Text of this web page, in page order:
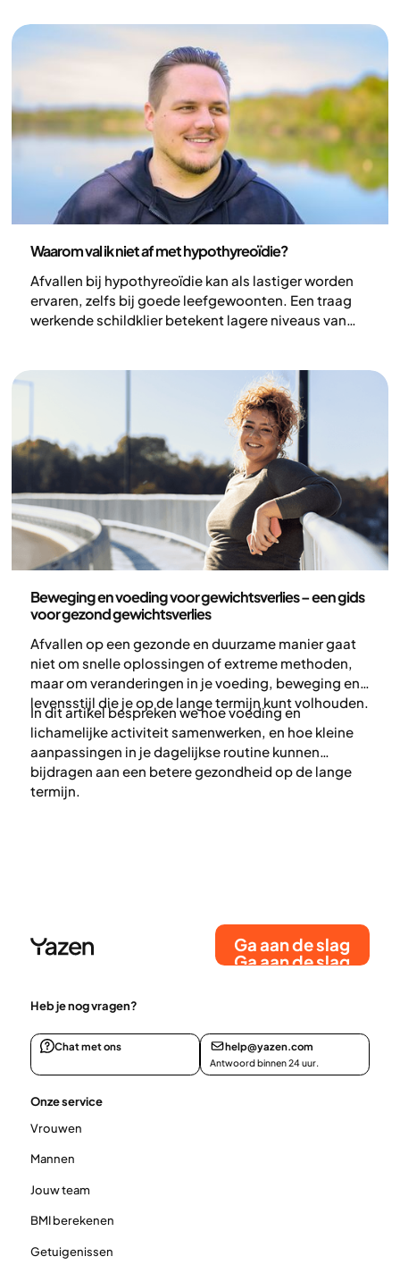
gewicht af – ongeacht hoe het dieet heet (1,2).
Waarom val ik niet af met hypothyreoïdie?
Afvallen bij hypothyreoïdie kan als lastiger worden
ervaren, zelfs bij goede leefgewoonten. Een traag
werkende schildklier betekent lagere niveaus van
kan beïnvloeden. Het effect op het lichaamsgewicht
is echter meestal matig en varieert tussen
individuen. Wanneer hypothyreoïdie wordt
behandeld en de hormoonspiegels normaliseren,
verbeteren de voorwaarden voor gewichtsverlies.
Beweging en voeding voor gewichtsverlies – een gids
voor gezond gewichtsverlies
Afvallen op een gezonde en duurzame manier gaat
niet om snelle oplossingen of extreme methoden,
maar om veranderingen in je voeding, beweging en
levensstijl die je op de lange termijn kunt volhouden.
In dit artikel bespreken we hoe voeding en
lichamelijke activiteit samenwerken, en hoe kleine
aanpassingen in je dagelijkse routine kunnen
bijdragen aan een betere gezondheid op de lange
termijn.
Ga aan de slag
Ga aan de slag
Heb je nog vragen?
Chat met ons help@yazen.com
Antwoord binnen 24 uur.
Onze service
Vrouwen
Mannen
Jouw team
BMI berekenen
Getuigenissen